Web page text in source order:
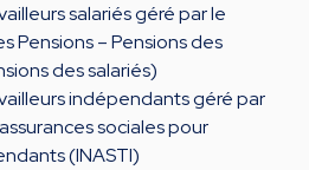
salariés géré par le
Pensions – Pensions des
des salariés)
indépendants géré par
sociales pour
(INASTI)